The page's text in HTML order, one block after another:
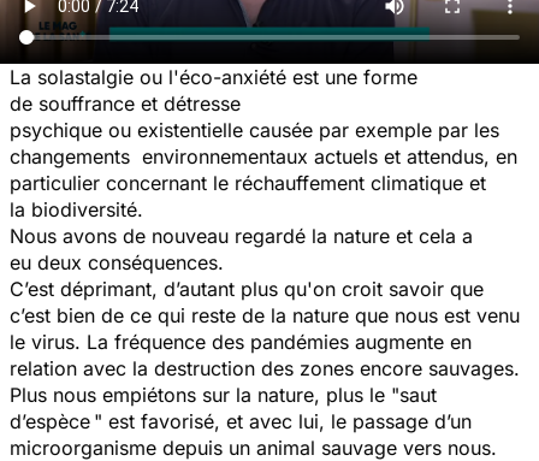
La solastalgie ou l'éco-anxiété est une forme
de souffrance et détresse
psychique ou existentielle causée par exemple par les
changements environnementaux actuels et attendus, en
particulier concernant le réchauffement climatique et
la biodiversité.
Nous avons de nouveau regardé la nature et cela a
eu deux conséquences.
C’est déprimant, d’autant plus qu'on croit savoir que
c’est bien de ce qui reste de la nature que nous est venu
le virus. La fréquence des pandémies augmente en
relation avec la destruction des zones encore sauvages.
Plus nous empiétons sur la nature, plus le "saut
d’espèce " est favorisé, et avec lui, le passage d’un
microorganisme depuis un animal sauvage vers nous.